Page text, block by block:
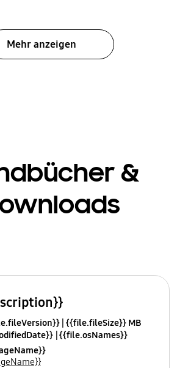
Mehr anzeigen
&
{{file.fileSize}} MB
{{file.osNames}}